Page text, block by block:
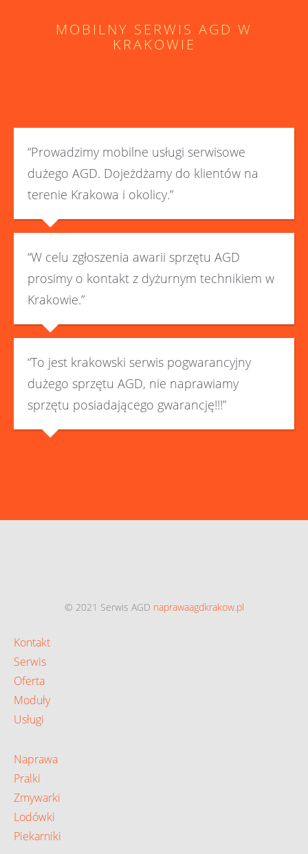
MOBILNY SERWIS AGD W
KRAKOWIE
“Prowadzimy mobilne usługi serwisowe
dużego AGD. Dojeżdżamy do klientów na
terenie Krakowa i okolicy.”
“W celu zgłoszenia awarii sprzętu AGD
prosimy o kontakt z dyżurnym technikiem w
Krakowie.”
“To jest krakowski serwis pogwarancyjny
dużego sprzętu AGD, nie naprawiamy
sprzętu posiadającego gwarancję!!!”
© 2021 Serwis AGD naprawaagdkrakow.pl
Kontakt
Serwis
Oferta
Moduły
Usługi
Naprawa
Pralki
Zmywarki
Lodówki
Piekarniki